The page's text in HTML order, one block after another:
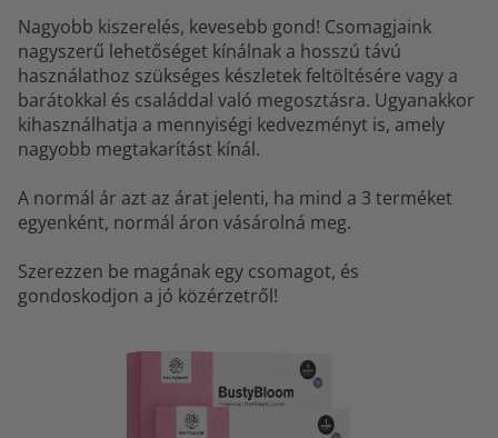
Nagyobb kiszerelés, kevesebb gond! Csomagjaink
nagyszerű lehetőséget kínálnak a hosszú távú
használathoz szükséges készletek feltöltésére vagy a
barátokkal és családdal való megosztásra. Ugyanakkor
kihasználhatja a mennyiségi kedvezményt is, amely
nagyobb megtakarítást kínál.
A normál ár azt az árat jelenti, ha mind a 3 terméket
egyenként, normál áron vásárolná meg.
Szerezzen be magának egy csomagot, és
gondoskodjon a jó közérzetről!